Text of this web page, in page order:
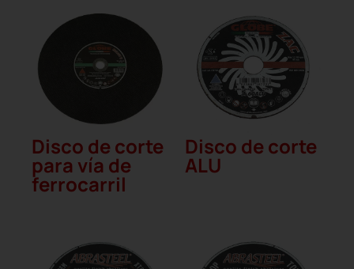
Disco de corte
para vía de
ferrocarril
Disco de corte
ALU